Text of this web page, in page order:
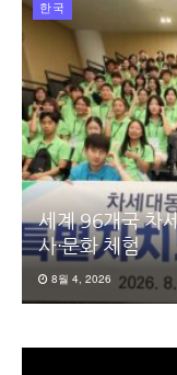
한국
세계 96개국 차
사·문화 체험
8월 4, 2026